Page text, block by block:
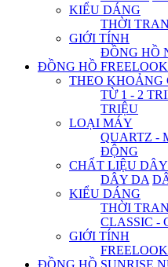
KIỂU DÁNG
THỜI
GIỚI TÍNH
ĐỒNG HỒ
ĐỒNG HỒ FREELOOK
THEO KHOẢNG
TỪ 1 - 2
TRIỆU
LOẠI MÁY
QUARTZ -
ĐỘNG
CHẤT LIỆU DÂY
DÂY DA
KIỂU DÁNG
THỜI
CLASSIC -
GIỚI TÍNH
ĐỒNG HỒ SUNRISE